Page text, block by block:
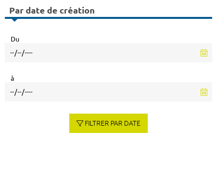
Par date de création
Du
à
FILTRER PAR DATE